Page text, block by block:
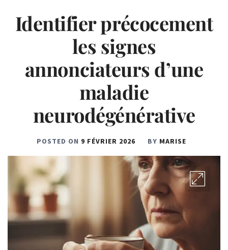
Identifier précocement
les signes
annonciateurs d’une
maladie
neurodégénérative
POSTED ON 9 FÉVRIER 2026 BY MARISE